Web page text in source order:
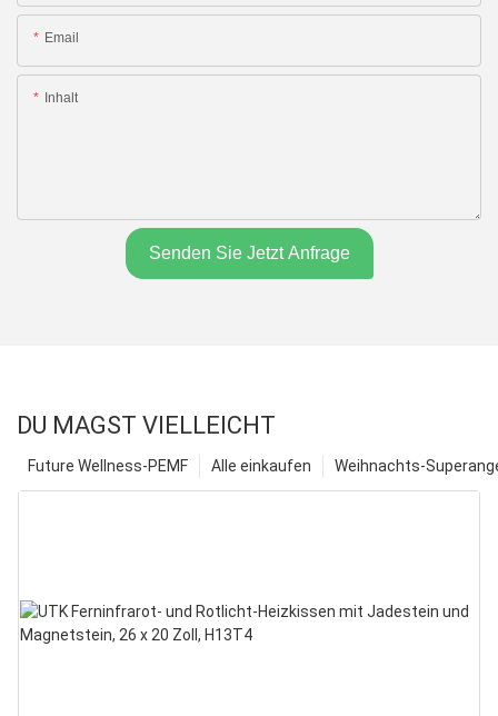
Email
Inhalt
Senden Sie Jetzt Anfrage
DU MAGST VIELLEICHT
Weihnachts-
Alle einkaufen
Future Wellness-PEMF